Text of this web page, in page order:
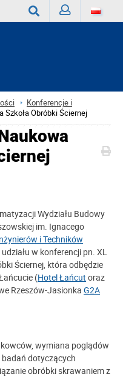
Konferencje i
Szkoła Obróbki Ściernej
Wydziału Budowy
im. Ignacego
i Techników
w konferencji pn. XL
Ściernej, która odbędzie
(Hotel Łańcut oraz
Rzeszów-Jasionka G2A
wymiana poglądów
dotyczących
obróbki skrawaniem z